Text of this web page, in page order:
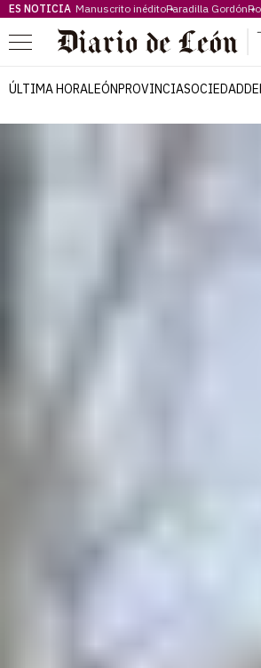
ES NOTICIA Manuscrito inéditoParadilla Gordón
Menú
ÚLTIMA HORALEÓNPROVINCIASOCIEDAD